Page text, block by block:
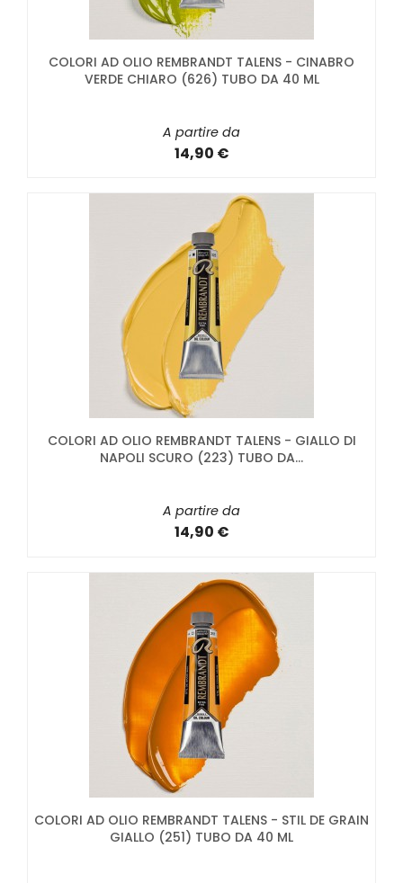
COLORI AD OLIO REMBRANDT TALENS - CINABRO
VERDE CHIARO (626) TUBO DA 40 ML
A partire da
14,90 €
COLORI AD OLIO REMBRANDT TALENS - GIALLO DI
NAPOLI SCURO (223) TUBO DA...
A partire da
14,90 €
COLORI AD OLIO REMBRANDT TALENS - STIL DE GRAIN
GIALLO (251) TUBO DA 40 ML